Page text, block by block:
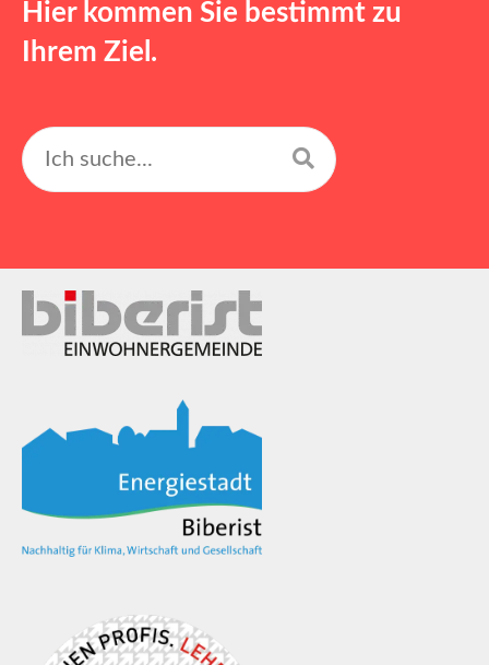
Hier kommen Sie bestimmt zu
Ihrem Ziel.